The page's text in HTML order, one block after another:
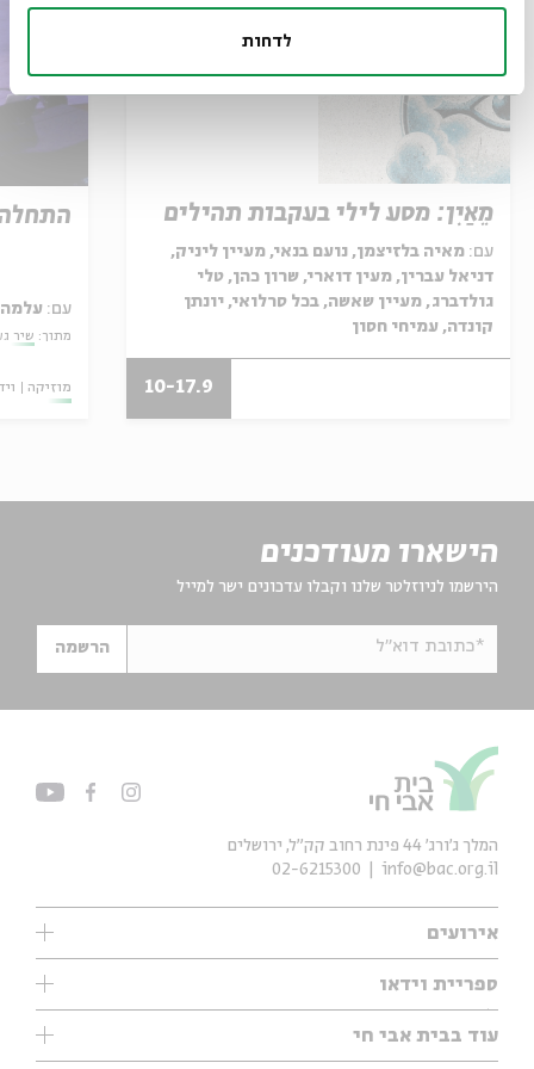
לדחות
מֵאַיִן: מסע לילי בעקבות תהילים
עם: מאיה בלזיצמן, נועם בנאי, מעיין ליניק,
דניאל עברין, מעין דוארי, שרון כהן, טלי
גולדברג, מעיין שאשה, בכל סרלואי, יונתן
קונדה, עמיחי חסון
10-17.9
עם: עלמה
מתוך: שיר
מוזיקה
הישארו מעודכנים
הירשמו לניוזלטר שלנו וקבלו עדכונים ישר למייל
*כתובת דוא"ל הרשמה
אירועים
עיון
אנגלית
ספריית וידאו
ילדים
מוזיקה
עוד בבית אבי חי
המלך ג'ורג' 44 פינת רחוב קק״ל, ירושלים
info@bac.org.il
02-6215300